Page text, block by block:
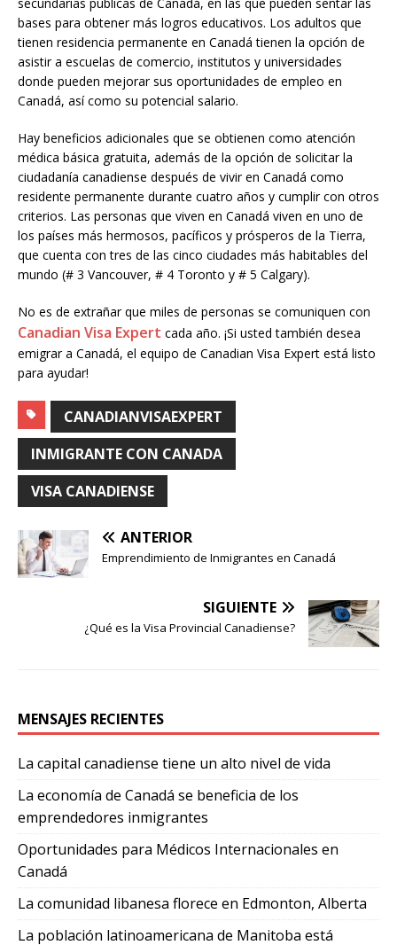
bases para obtener más logros educativos. Los adultos que
tienen residencia permanente en Canadá tienen la opción de
asistir a escuelas de comercio, institutos y universidades
donde pueden mejorar sus oportunidades de empleo en
Canadá, así como su potencial salario.
Hay beneficios adicionales que se obtienen como atención
médica básica gratuita, además de la opción de solicitar la
ciudadanía canadiense después de vivir en Canadá como
residente permanente durante cuatro años y cumplir con otros
criterios. Las personas que viven en Canadá viven en uno de
los países más hermosos, pacíficos y prósperos de la Tierra,
que cuenta con tres de las cinco ciudades más habitables del
mundo (# 3 Vancouver, # 4 Toronto y # 5 Calgary).
No es de extrañar que miles de personas se comuniquen con
Canadian Visa Expert cada año. ¡Si usted también desea
emigrar a Canadá, el equipo de Canadian Visa Expert está listo
para ayudar!
CANADIANVISAEXPERT
INMIGRANTE CON CANADA
VISA CANADIENSE
ANTERIOR
Emprendimiento de Inmigrantes en Canadá
SIGUIENTE
¿Qué es la Visa Provincial Canadiense?
MENSAJES RECIENTES
La capital canadiense tiene un alto nivel de vida
La economía de Canadá se beneficia de los
emprendedores inmigrantes
Oportunidades para Médicos Internacionales en
Canadá
La comunidad libanesa florece en Edmonton, Alberta
La población latinoamericana de Manitoba está